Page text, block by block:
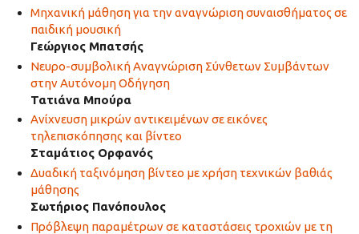
Μηχανική μάθηση για την αναγνώριση συναισθήματος σε
παιδική μουσική
Γεώργιος Μπατσής
Νευρο-συμβολική Αναγνώριση Σύνθετων Συμβάντων
στην Αυτόνομη Οδήγηση
Τατιάνα Μπούρα
Ανίχνευση μικρών αντικειμένων σε εικόνες
τηλεπισκόπησης και βίντεο
Σταμάτιος Ορφανός
Δυαδική ταξινόμηση βίντεο με χρήση τεχνικών βαθιάς
μάθησης
Σωτήριος Πανόπουλος
Πρόβλεψη παραμέτρων σε καταστάσεις τροχιών με τη